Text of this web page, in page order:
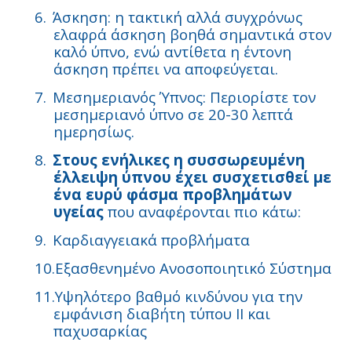
6. Άσκηση: η τακτική αλλά συγχρόνως
ελαφρά άσκηση βοηθά σημαντικά στον
καλό ύπνο, ενώ αντίθετα η έντονη
άσκηση πρέπει να αποφεύγεται.
7. Μεσημεριανός Ύπνος: Περιορίστε τον
μεσημεριανό ύπνο σε 20-30 λεπτά
ημερησίως.
8. Στους ενήλικες η συσσωρευμένη
έλλειψη ύπνου έχει συσχετισθεί με
ένα ευρύ φάσμα προβλημάτων
υγείας που αναφέρονται πιο κάτω:
9. Καρδιαγγειακά προβλήματα
10.Εξασθενημένο Ανοσοποιητικό Σύστημα
11.Υψηλότερο βαθμό κινδύνου για την
εμφάνιση διαβήτη τύπου ΙΙ και
παχυσαρκίας